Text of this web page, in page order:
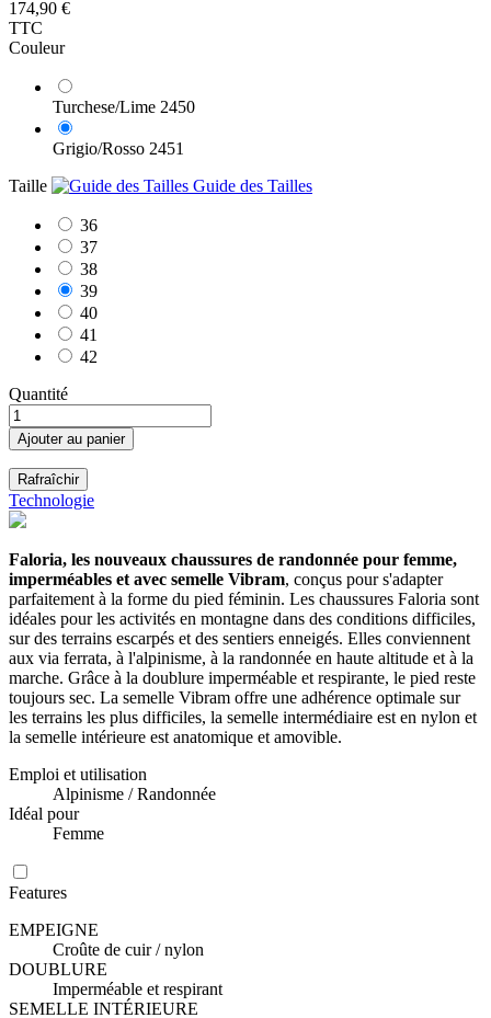
174,90 €
TTC
Couleur
Turchese/Lime 2450
Grigio/Rosso 2451
Taille
Guide des Tailles
36
37
38
39
40
41
42
Quantité
Ajouter au panier
Technologie
Faloria, les nouveaux chaussures de randonnée pour femme,
imperméables et avec semelle Vibram, conçus pour s'adapter
parfaitement à la forme du pied féminin. Les chaussures Faloria sont
idéales pour les activités en montagne dans des conditions difficiles,
sur des terrains escarpés et des sentiers enneigés. Elles conviennent
aux via ferrata, à l'alpinisme, à la randonnée en haute altitude et à la
marche. Grâce à la doublure imperméable et respirante, le pied reste
toujours sec. La semelle Vibram offre une adhérence optimale sur
les terrains les plus difficiles, la semelle intermédiaire est en nylon et
la semelle intérieure est anatomique et amovible.
Emploi et utilisation
Alpinisme / Randonnée
Idéal pour
Femme
Features
EMPEIGNE
Croûte de cuir / nylon
DOUBLURE
Imperméable et respirant
SEMELLE INTÉRIEURE